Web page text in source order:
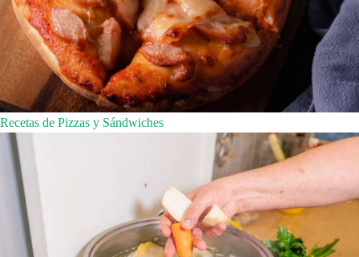
Recetas de Pizzas y Sándwiches